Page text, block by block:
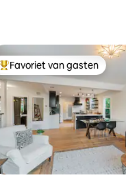
Topfavoriet van gasten
Favoriet van gasten